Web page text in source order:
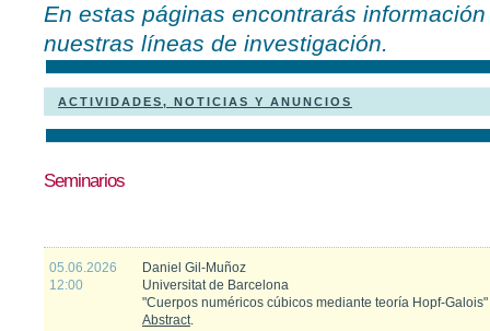
En estas páginas encontrarás
nuestras líneas de investigación.
ACTIVIDADES, NOTICIAS Y ANUNCIOS
Seminarios
05.06.2026
12:00
Daniel Gil-Muñoz
Universitat de Barcelona
"Cuerpos numéricos cúbicos mediante teoría Hopf-Galois"
Abstract.